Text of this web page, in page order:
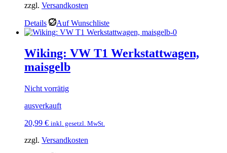
zzgl. Versandkosten
Details Auf Wunschliste
Wiking: VW T1 Werkstattwagen,
maisgelb
Nicht vorrätig
ausverkauft
20,99 € inkl. gesetzl. MwSt.
zzgl. Versandkosten